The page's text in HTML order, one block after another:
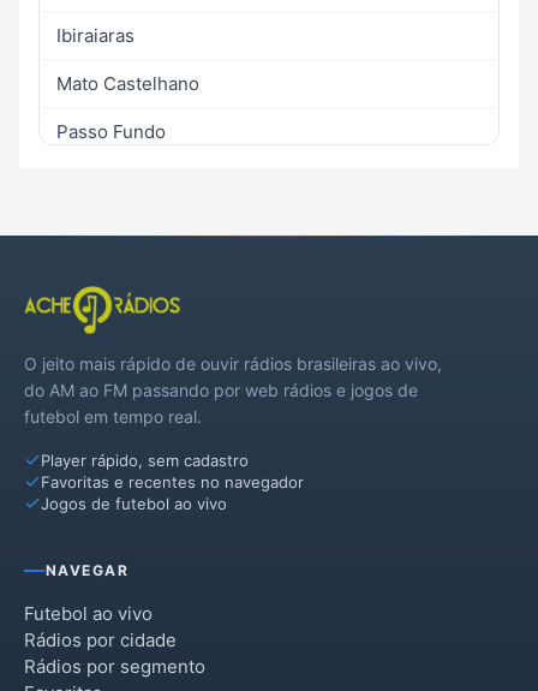
Ibiraiaras
Mato Castelhano
Passo Fundo
Vila Maria
O jeito mais rápido de ouvir rádios brasileiras ao vivo,
do AM ao FM passando por web rádios e jogos de
futebol em tempo real.
Player rápido, sem cadastro
Favoritas e recentes no navegador
Jogos de futebol ao vivo
NAVEGAR
Futebol ao vivo
Rádios por cidade
Rádios por segmento